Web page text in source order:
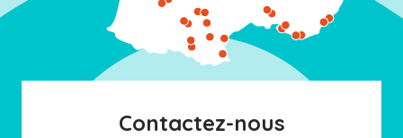
Contactez-nous